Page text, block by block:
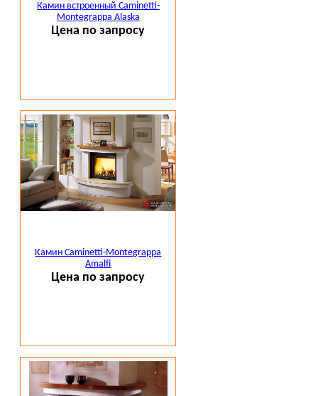
Камин встроенный Caminetti-
Montegrappa Alaska
Цена по запросу
Камин Caminetti-Montegrappa
Amalfi
Цена по запросу